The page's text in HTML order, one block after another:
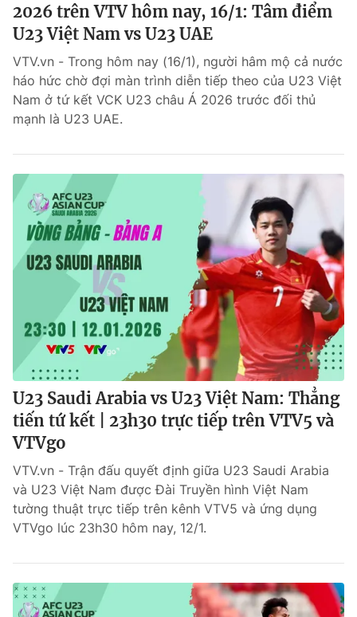
2026 trên VTV hôm nay, 16/1: Tâm điểm
U23 Việt Nam vs U23 UAE
VTV.vn - Trong hôm nay (16/1), người hâm mộ cả nước
háo hức chờ đợi màn trình diễn tiếp theo của U23 Việt
Nam ở tứ kết VCK U23 châu Á 2026 trước đối thủ
mạnh là U23 UAE.
U23 Saudi Arabia vs U23 Việt Nam: Thẳng
tiến tứ kết | 23h30 trực tiếp trên VTV5 và
VTVgo
VTV.vn - Trận đấu quyết định giữa U23 Saudi Arabia
và U23 Việt Nam được Đài Truyền hình Việt Nam
tường thuật trực tiếp trên kênh VTV5 và ứng dụng
VTVgo lúc 23h30 hôm nay, 12/1.